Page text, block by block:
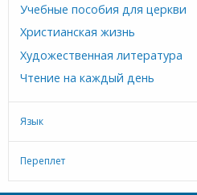
Учебные пособия для церкви
Христианская жизнь
Художественная литература
Чтение на каждый день
Язык
Переплет